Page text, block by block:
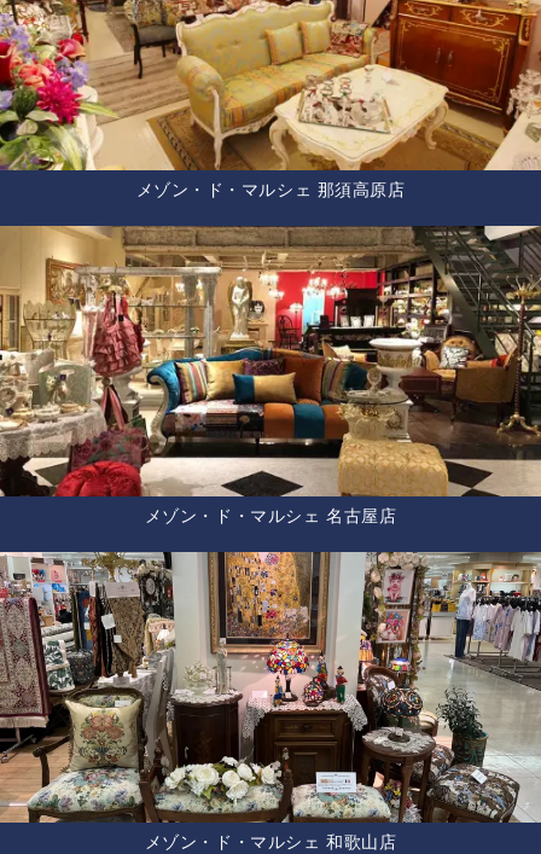
メゾン・ド・マルシェ 那須高原店
メゾン・ド・マルシェ 名古屋店
メゾン・ド・マルシェ 和歌山店